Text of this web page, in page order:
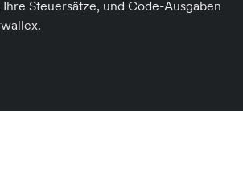
Steuersätze, und Code-Ausgaben